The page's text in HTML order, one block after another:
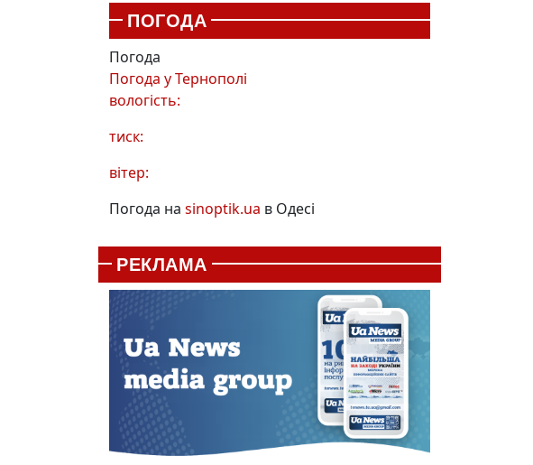
ПОГОДА
Погода
Погода уТернополі
вологість:
тиск:
вітер:
Погода на sinoptik.ua в Одесі
РЕКЛАМА